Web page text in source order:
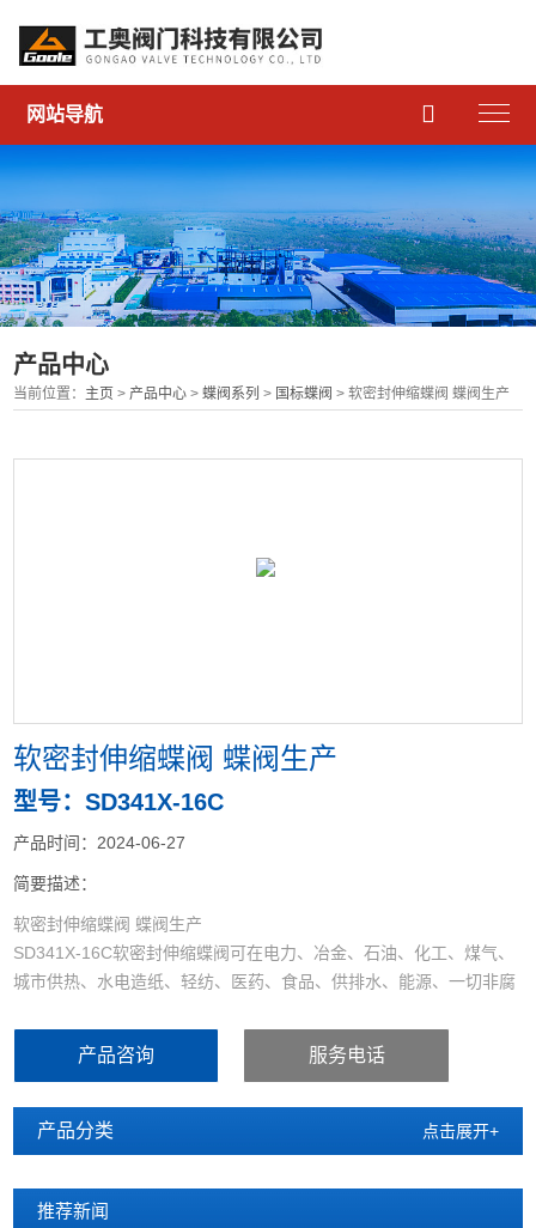
网站导航 
产品中心
当前位置： 主页 > 产品中心 >蝶阀系列 > 国标蝶阀 > 软密封伸缩蝶阀 蝶阀生产
软密封伸缩蝶阀 蝶阀生产
型号：SD341X-16C
产品时间：2024-06-27
简要描述：
软密封伸缩蝶阀 蝶阀生产
SD341X-16C软密封伸缩蝶阀可在电力、冶金、石油、化工、煤气、
城市供热、水电造纸、轻纺、医药、食品、供排水、能源、一切非腐
装时两法兰间距的调节。
产品咨询 服务电话
产品分类 点击展开+
推荐新闻